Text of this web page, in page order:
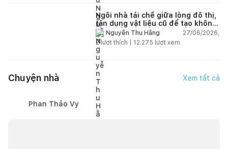
Ngôi nhà tái chế giữa lòng đô thị,
tận dụng vật liệu cũ để tạo không
gian sống linh hoạt
Nguyễn Thu Hằng
27/06/2026,
2lượt thích | 12.275 lượt xem
Chuyện nhà Xem tất cả
Phan Thảo Vy